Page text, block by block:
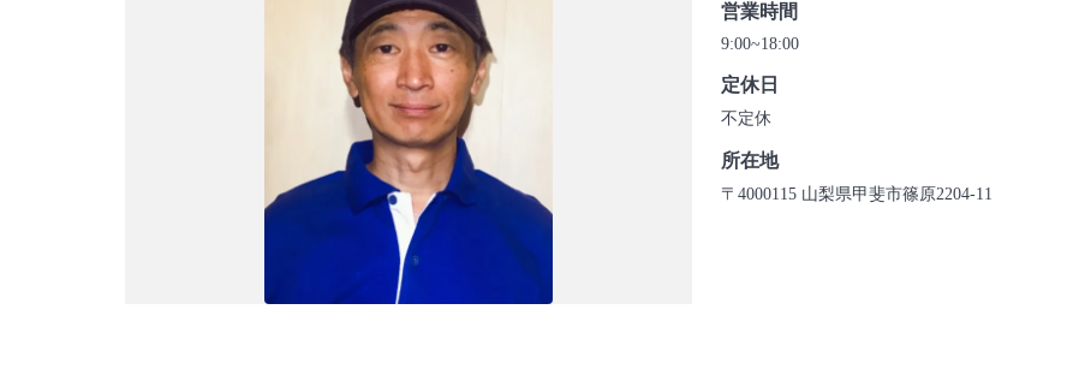
営業時間
9:00~18:00
定休日
不定休
所在地
〒4000115 山梨県甲斐市篠原2204-11